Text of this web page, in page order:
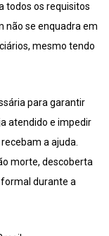
todos os requisitos
não se enquadra em
mesmo tendo
para garantir
atendido e impedir
a ajuda.
morte, descoberta
durante a